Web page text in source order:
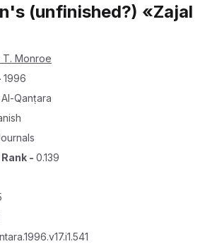
(unfinished?) «Zajal
T. Monroe
1996
Al-Qanṭara
- 0.139